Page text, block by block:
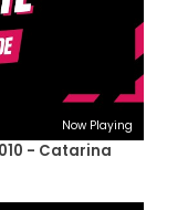
Now Playing
- Catarina